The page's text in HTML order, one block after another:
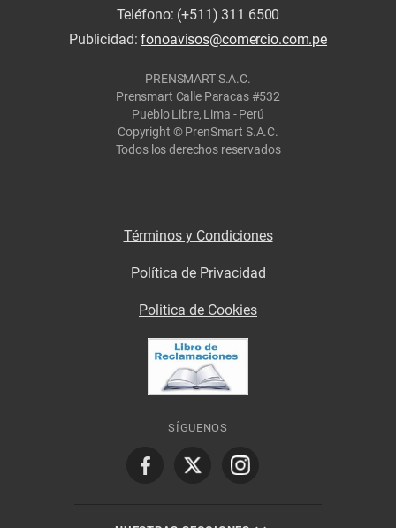
Teléfono: (+511) 311 6500
Publicidad:fonoavisos@comercio.com.pe
PRENSMART S.A.C.
Prensmart Calle Paracas #532
Pueblo Libre, Lima - Perú
Copyright © PrenSmart S.A.C.
Todos los derechos reservados
Términos y Condiciones
Política de Privacidad
Politica de Cookies
SÍGUENOS